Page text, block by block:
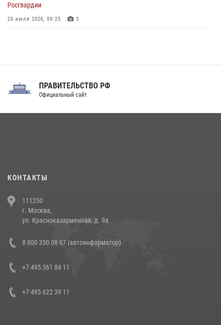
Росгвардии
20 июля 2026, 09:25 3
Праздник «Один день с Росгвардией» к 105-летию Центрального
напавших на бригаду скорой помощи (видео)
14 июля 2026, 12:20
В Росгвардии прошла военно-научная конференция по обобщению
боевого опыта
ПРАВИТЕЛЬСТВО РФ
Официальный сайт
КОНТАКТЫ
111250
г. Москва,
ул. Красноказарменная, д. 9а
8 800 350 08 97 (автоинформатор)
+7 495 361 84 11
+7 495 622 39 11